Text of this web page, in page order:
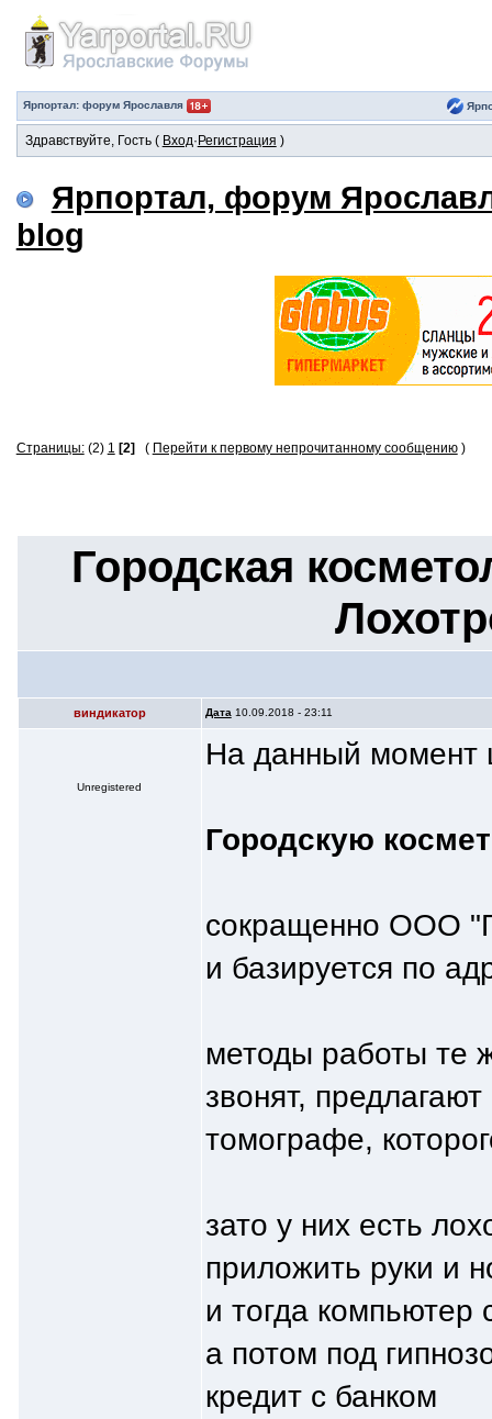
Ярпортал: форум Ярославля
Здравствуйте, Гость ( Вход· Регистрация )
Ярпортал, форум
blog
Страницы:(2) 1 [2] ( Перейти к первому непрочитанному сообщению)
Городская
виндикатор Дата 10.09.2018 - 23:11
Unregistered
На данный момент
Городскую
сокращенно ООО
и базируется по
методы работы те
звонят,
томографе,
зато у них есть
приложить руки и
и тогда компьютер
а потом под
кредит с банком